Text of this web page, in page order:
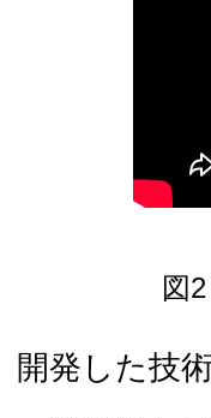
図
開発した技